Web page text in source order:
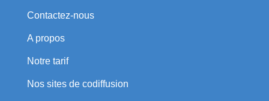
Contactez-nous
A propos
Notre tarif
Nos sites de codiffusion